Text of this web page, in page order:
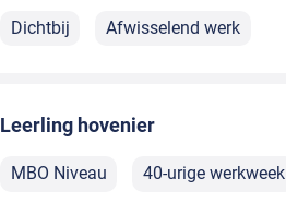
Dichtbij Afwisselend werk
Leerling hovenier
MBO Niveau 40-urige werkweek